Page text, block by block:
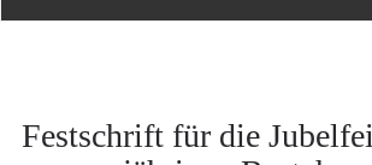
Festschrift für die